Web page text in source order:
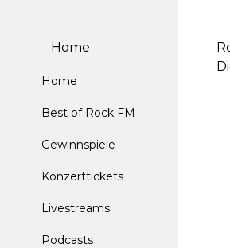
Home
Home
Best of Rock FM
Gewinnspiele
Konzerttickets
Livestreams
Podcasts